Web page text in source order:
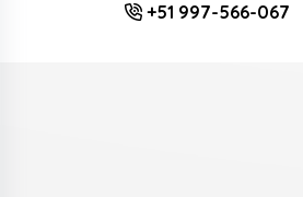
+51 997-566-067